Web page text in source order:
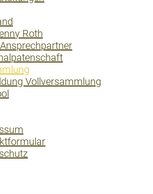
Roth
Vollversammlung